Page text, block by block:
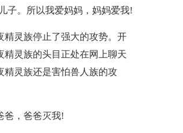
子。所以我爱妈妈，妈妈爱我!
精灵族停止了强大的攻势。开
精灵族的头目正处在网上聊天
精灵族还是害怕兽人族的攻
爸，爸爸灭我!